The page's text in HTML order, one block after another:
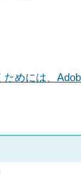
めには、